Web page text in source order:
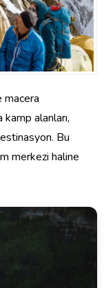
macera
alanları,
Bu
merkezi haline